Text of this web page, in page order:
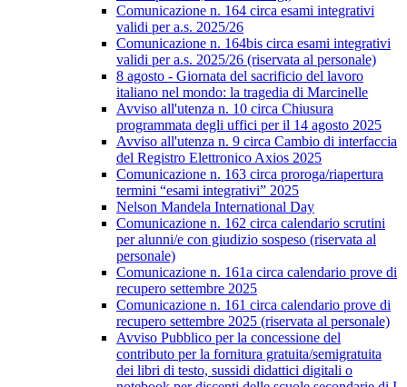
Comunicazione n. 164 circa esami integrativi
validi per a.s. 2025/26
Comunicazione n. 164bis circa esami integrativi
validi per a.s. 2025/26 (riservata al personale)
8 agosto - Giornata del sacrificio del lavoro
italiano nel mondo: la tragedia di Marcinelle
Avviso all'utenza n. 10 circa Chiusura
programmata degli uffici per il 14 agosto 2025
Avviso all'utenza n. 9 circa Cambio di interfaccia
del Registro Elettronico Axios 2025
Comunicazione n. 163 circa proroga/riapertura
termini “esami integrativi” 2025
Nelson Mandela International Day
Comunicazione n. 162 circa calendario scrutini
per alunni/e con giudizio sospeso (riservata al
personale)
Comunicazione n. 161a circa calendario prove di
recupero settembre 2025
Comunicazione n. 161 circa calendario prove di
recupero settembre 2025 (riservata al personale)
Avviso Pubblico per la concessione del
contributo per la fornitura gratuita/semigratuita
dei libri di testo, sussidi didattici digitali o